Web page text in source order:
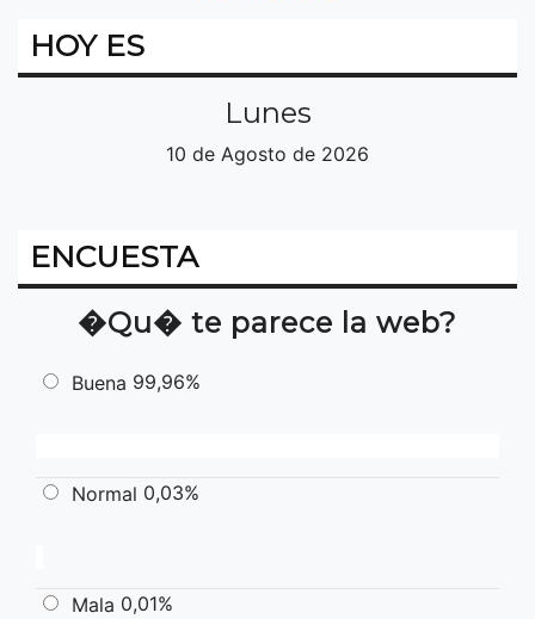
HOY ES
Lunes
10 de Agosto de 2026
ENCUESTA
�Qu� te parece la web?
Buena 99,96%
Normal 0,03%
Mala 0,01%